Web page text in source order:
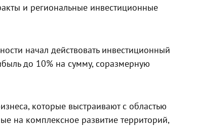
и региональные инвестиционные
начал действовать инвестиционный
до 10% на сумму, соразмерную
которые выстраивают с областью
на комплексное развитие территорий,